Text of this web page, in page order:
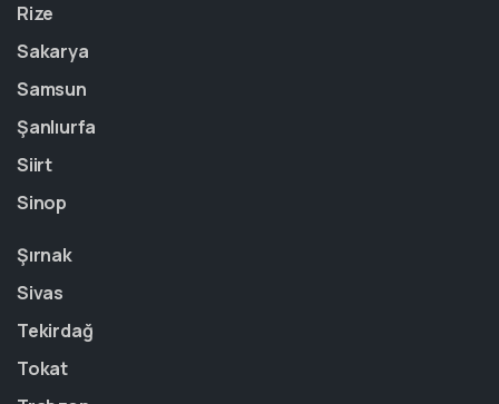
Rize
Sakarya
Samsun
Şanlıurfa
Siirt
Sinop
Şırnak
Sivas
Tekirdağ
Tokat